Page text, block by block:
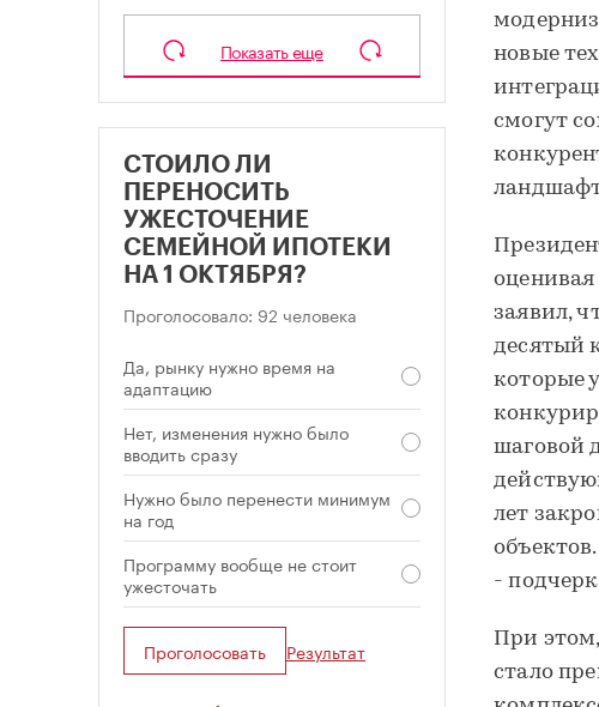
новые
смогут
заявил,
десятый
которые
шаговой
лет
-
При
стало
Показать еще
СТОИЛО ЛИ
ПЕРЕНОСИТЬ
УЖЕСТОЧЕНИЕ
СЕМЕЙНОЙ ИПОТЕКИ
НА 1 ОКТЯБРЯ?
Проголосовало: 92 человека
Да, рынку нужно время на
адаптацию
Нет, изменения нужно было
вводить сразу
Нужно было перенести минимум
на год
Программу вообще не стоит
ужесточать
Проголосовать Результат